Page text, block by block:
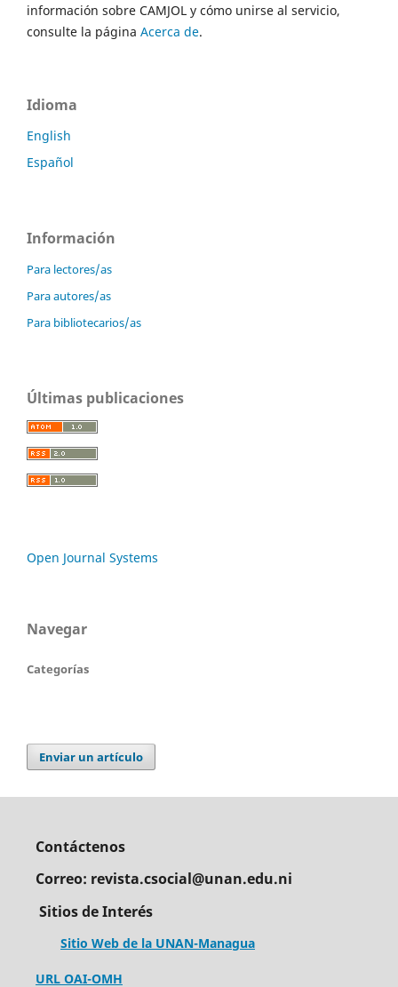
información sobre CAMJOL y cómo unirse al servicio,
consulte la página Acerca de.
Idioma
English
Español
Información
Para lectores/as
Para autores/as
Para bibliotecarios/as
Últimas publicaciones
Open Journal Systems
Navegar
Categorías
Enviar un artículo
Contáctenos
Correo: revista.csocial@unan.edu.ni
Sitios de Interés
Sitio Web de la UNAN-Managua
URL OAI-OMH